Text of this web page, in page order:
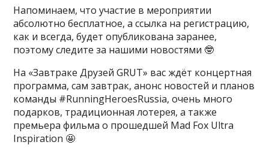
Напоминаем, что участие в мероприятии
абсолютно бесплатное, а ссылка на регистрацию,
как и всегда, будет опубликована заранее,
поэтому следите за нашими новостями 🤓
На «Завтраке Друзей GRUT» вас ждёт концертная
программа, сам завтрак, анонс новостей и планов
команды #RunningHeroesRussia, очень много
подарков, традиционная лотерея, а также
премьера фильма о прошедшей Mad Fox Ultra
Inspiration 🤩